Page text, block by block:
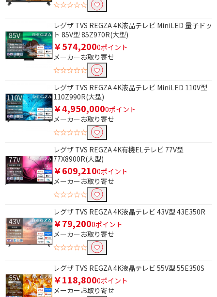
☆☆☆☆☆
レグザ TVS REGZA 4K液晶テレビ MiniLED 量子ドッ
ト 85V型 85Z970R(大型)
￥574,2000ポイント
メーカーお取り寄せ
☆☆☆☆☆
レグザ TVS REGZA 4K液晶テレビ MiniLED 110V型
110Z990R(大型)
￥4,950,0000ポイント
メーカーお取り寄せ
☆☆☆☆☆
レグザ TVS REGZA 4K有機ELテレビ 77V型
77X8900R(大型)
￥609,2100ポイント
メーカーお取り寄せ
☆☆☆☆☆
レグザ TVS REGZA 4K液晶テレビ 43V型 43E350R
￥79,2000ポイント
メーカーお取り寄せ
☆☆☆☆☆
レグザ TVS REGZA 4K液晶テレビ 55V型 55E350S
￥118,8000ポイント
メーカーお取り寄せ